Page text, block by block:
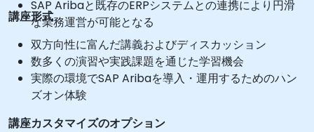
SAP Aribaと既存のERPシステムとの連携により円滑
な業務運営が可能となる
講座形式
双方向性に富んだ講義およびディスカッション
数多くの演習や実践課題を通じた学習機会
実際の環境でSAP Aribaを導入・運用するためのハン
ズオン体験
講座カスタマイズのオプション